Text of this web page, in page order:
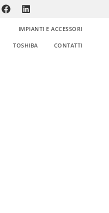
IMPIANTI E ACCESSORI
TOSHIBA CONTATTI